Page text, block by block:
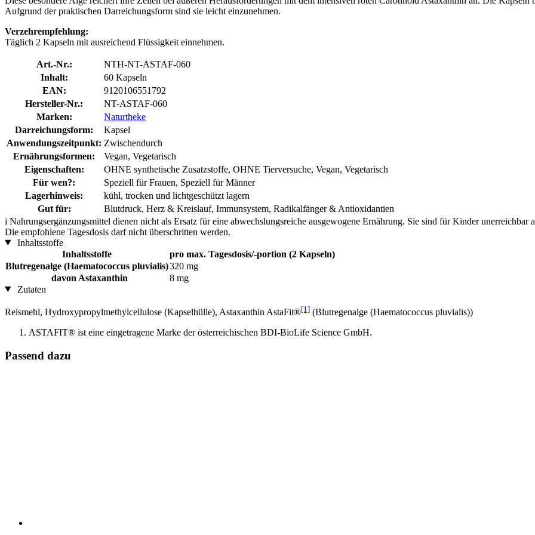
Aufgrund der praktischen Darreichungsform sind sie leicht einzunehmen.
Verzehrempfehlung:
Täglich 2 Kapseln mit ausreichend Flüssigkeit einnehmen.
Art.-Nr.:
NTH-NT-ASTAF-060
Inhalt:
60 Kapseln
EAN:
9120106551792
Hersteller-Nr.:
NT-ASTAF-060
Marken:
Naturtheke
Darreichungsform:
Kapsel
Anwendungszeitpunkt: Zwischendurch
Ernährungsformen:
Vegan, Vegetarisch
Eigenschaften:
OHNE synthetische Zusatzstoffe, OHNE Tierversuche, Vegan, Vegetarisch
Für wen?:
Speziell für Frauen, Speziell für Männer
Lagerhinweis:
kühl, trocken und lichtgeschützt lagern
Gut für:
Blutdruck, Herz & Kreislauf, Immunsystem, Radikalfänger & Antioxidantien
i Nahrungsergänzungsmittel dienen nicht als Ersatz für eine abwechslungsreiche ausgewogene Ernährung. Sie sind für Kinder unerreichbar
Die empfohlene Tagesdosis darf nicht überschritten werden.
Inhaltsstoffe
Inhaltsstoffe
pro max. Tagesdosis/-portion (2 Kapseln)
Blutregenalge (Haematococcus pluvialis)320 mg
davon Astaxanthin
8 mg
Zutaten
Reismehl, Hydroxypropylmethylcellulose (Kapselhülle), Astaxanthin AstaFit®[1] (Blutregenalge (Haematococcus pluvialis))
ASTAFIT® ist eine eingetragene Marke der österreichischen BDI-BioLife Science GmbH.
Passend dazu